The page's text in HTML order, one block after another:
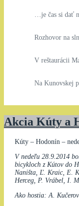
…je čas si dať
Rozhovor na
V reštaurácii
Na Kunovskej
Akcia Kúty a
Kúty – Hodonín –
V nedeľu 28.9.2014
bicykloch z Kútov do
Naništa, Ľ. Kraic, E.
Herceg, P. Vrábel, I.
Ako hostia: A.